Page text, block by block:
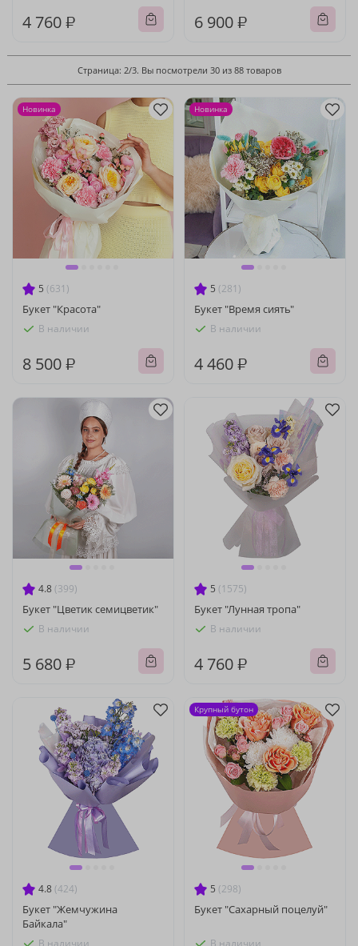
4 760 ₽ 6 900 ₽
Страница: 2/3. Вы посмотрели 30 из 88 товаров
5 (631)
Букет "Красота"
В наличии
8 500 ₽
Новинка
5 (281)
Букет "Время сиять"
В наличии
4 460 ₽
Новинка
4.8 (399)
Букет "Цветик семицветик"
В наличии
5 680 ₽
5 (1575)
Букет "Лунная тропа"
В наличии
4 760 ₽
4.8 (424)
Букет "Жемчужина
Байкала"
В наличии
5 (298)
Букет "Сахарный поцелуй"
В наличии
Крупный бутон